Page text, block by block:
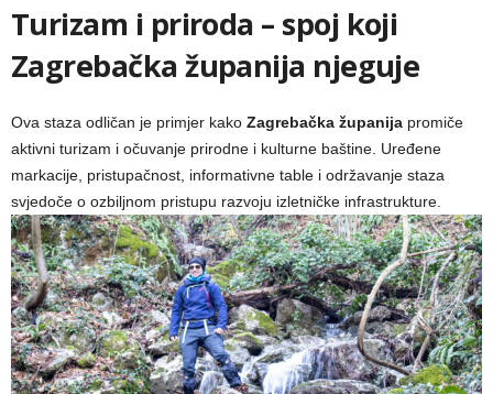
Turizam i priroda – spoj koji
Zagrebačka županija njeguje
Ova staza odličan je primjer kako Zagrebačka županija promiče
aktivni turizam i očuvanje prirodne i kulturne baštine. Uređene
markacije, pristupačnost, informativne table i održavanje staza
svjedoče o ozbiljnom pristupu razvoju izletničke infrastrukture.